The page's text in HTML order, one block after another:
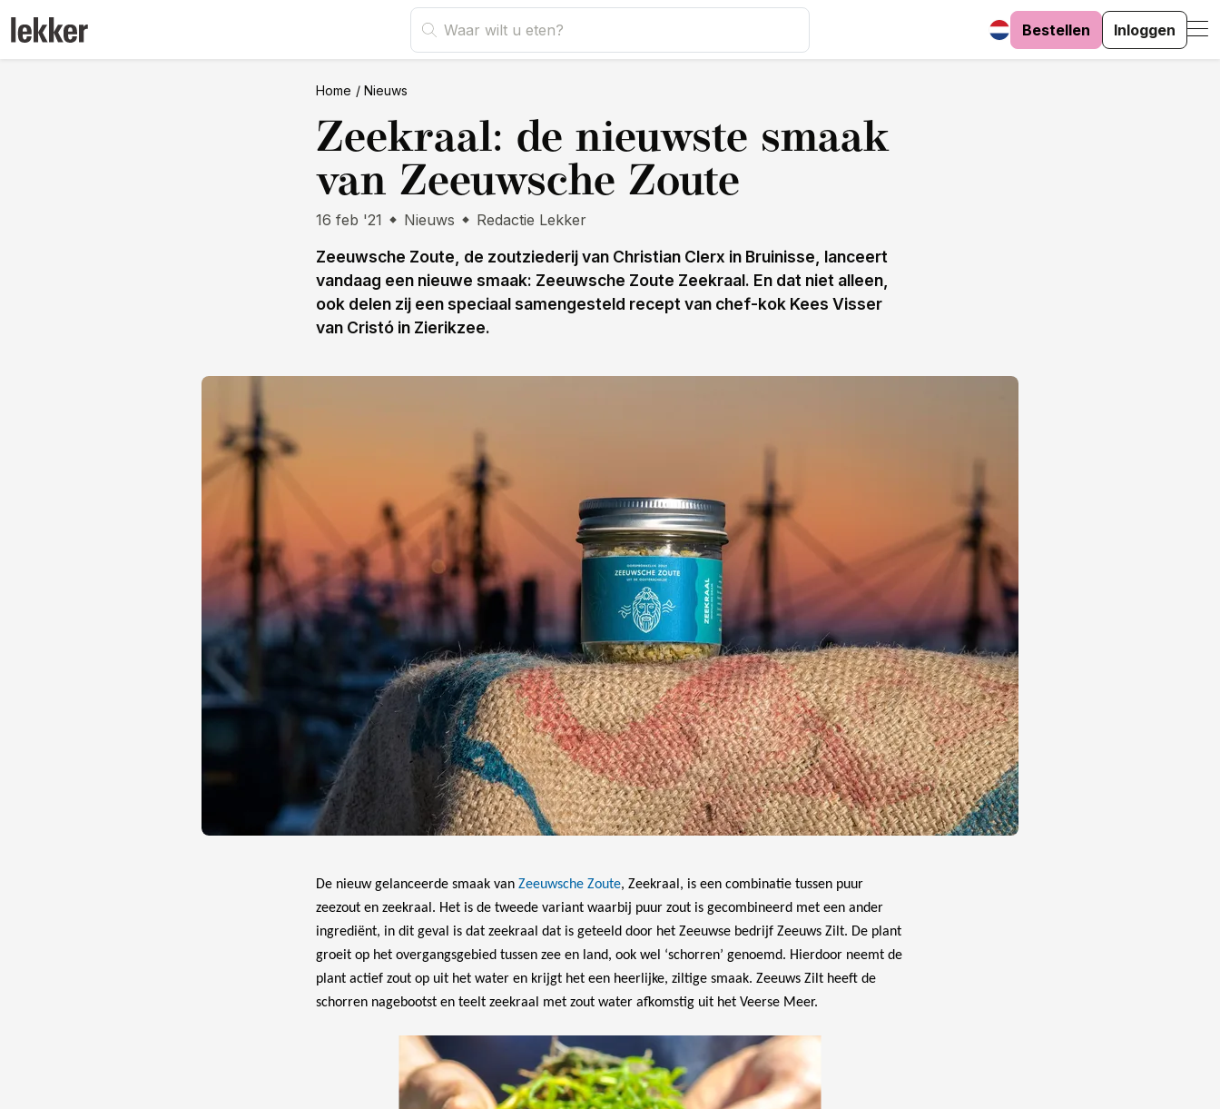
Bestellen Inloggen
Home Nieuws
Zeekraal: de nieuwste smaak
van Zeeuwsche Zoute
16 feb '21 Nieuws Redactie Lekker
Zeeuwsche Zoute, de zoutziederij van Christian Clerx in Bruinisse, lanceert
vandaag een nieuwe smaak: Zeeuwsche Zoute Zeekraal. En dat niet alleen,
ook delen zij een speciaal samengesteld recept van chef-kok Kees Visser
van Cristó in Zierikzee.
De nieuw gelanceerde smaak van Zeeuwsche Zoute, Zeekraal, is een combinatie tussen puur
zeezout en zeekraal. Het is de tweede variant waarbij puur zout is gecombineerd met een ander
ingrediënt, in dit geval is dat zeekraal dat is geteeld door het Zeeuwse bedrijf Zeeuws Zilt. De plant
groeit op het overgangsgebied tussen zee en land, ook wel ‘schorren’ genoemd. Hierdoor neemt de
plant actief zout op uit het water en krijgt het een heerlijke, ziltige smaak. Zeeuws Zilt heeft de
schorren nagebootst en teelt zeekraal met zout water afkomstig uit het Veerse Meer.